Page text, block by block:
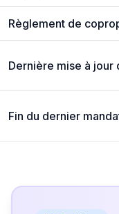
Règlement de
Dernière mise à jour
Fin du dernier